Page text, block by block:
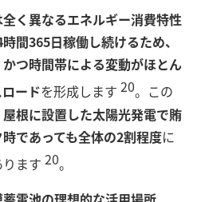
く異なるエネルギー消費特性
間365日稼働し続けるため、
つ時間帯による変動がほとん
ードを形成します 20。この
屋根に設置した太陽光発電で賄
であっても全体の2割程度に
ます 20。